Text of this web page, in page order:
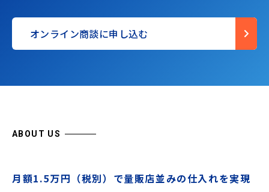
オンライン商談に申し込む
ABOUT US
月額1.5万円（税別）で量販店並みの仕入れを実現